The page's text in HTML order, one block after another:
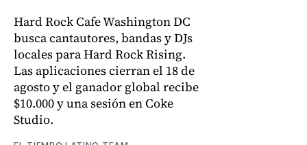
Hard Rock Cafe Washington DC
busca cantautores, bandas y DJs
locales para Hard Rock Rising.
Las aplicaciones cierran el 18 de
agosto y el ganador global recibe
$10.000 y una sesión en Coke
Studio.